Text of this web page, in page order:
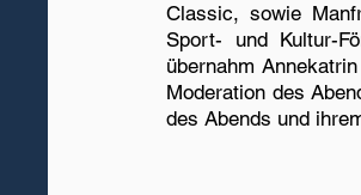
Classic, sowie
Sport- und Kultur-
übernahm
Moderation des
des Abends und